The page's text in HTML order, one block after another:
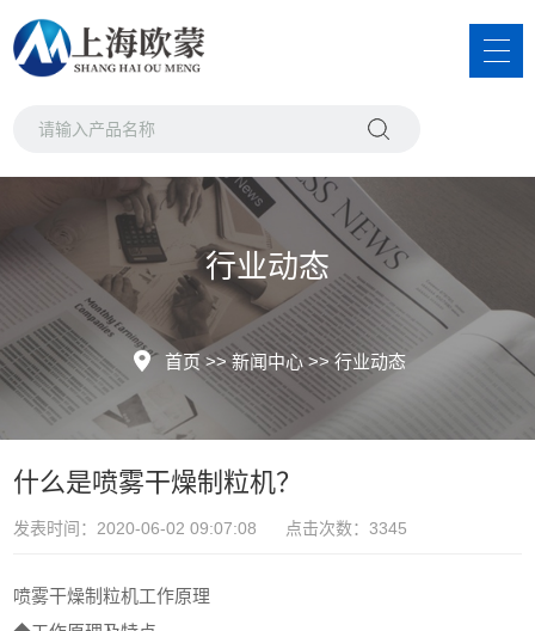
行业动态
首页 >>新闻中心>>行业动态
什么是喷雾干燥制粒机？
发表时间：2020-06-02 09:07:08 点击次数：3345
喷雾干燥制粒机工作原理